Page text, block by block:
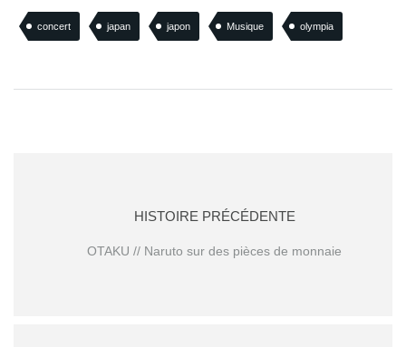
concert japan japon Musique olympia
HISTOIRE PRÉCÉDENTE
OTAKU // Naruto sur des pièces de monnaie